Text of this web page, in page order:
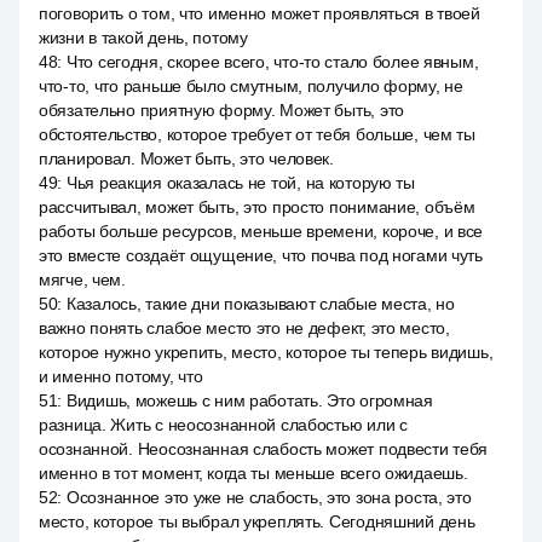
поговорить о том, что именно может проявляться в твоей
жизни в такой день, потому
48: Что сегодня, скорее всего, что-то стало более явным,
что-то, что раньше было смутным, получило форму, не
обязательно приятную форму. Может быть, это
обстоятельство, которое требует от тебя больше, чем ты
планировал. Может быть, это человек.
49: Чья реакция оказалась не той, на которую ты
рассчитывал, может быть, это просто понимание, объём
работы больше ресурсов, меньше времени, короче, и все
это вместе создаёт ощущение, что почва под ногами чуть
мягче, чем.
50: Казалось, такие дни показывают слабые места, но
важно понять слабое место это не дефект, это место,
которое нужно укрепить, место, которое ты теперь видишь,
и именно потому, что
51: Видишь, можешь с ним работать. Это огромная
разница. Жить с неосознанной слабостью или с
осознанной. Неосознанная слабость может подвести тебя
именно в тот момент, когда ты меньше всего ожидаешь.
52: Осознанное это уже не слабость, это зона роста, это
место, которое ты выбрал укреплять. Сегодняшний день